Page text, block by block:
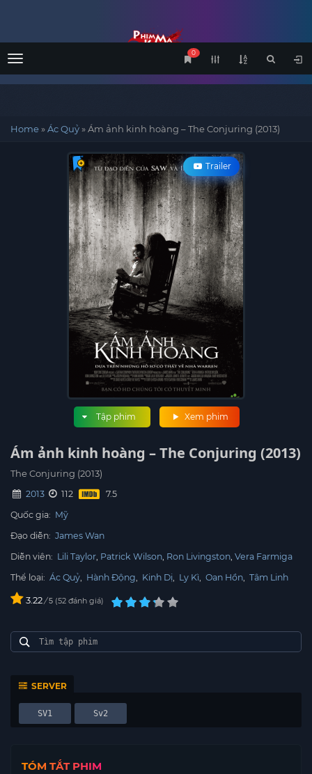
Menu
0
Home»Ác Quỷ»Ám ảnh kinh hoàng – The Conjuring (2013)
Trailer
Xem phim
Tập phim
Ám ảnh kinh hoàng – The Conjuring (2013)
The Conjuring (2013)
2013
112
Quốc gia: Mỹ
Đạo diễn: James Wan
Diễn viên: Lili Taylor Patrick Wilson Ron Livingston Vera Farmiga
Thể loại: Ác Quỷ, Hành Động, Kinh Dị, Ly Kì, Oan Hồn, Tâm Linh
3.22/ 5 52 đánh giá
SERVER
SV1 Sv2
TÓM TẮT PHIM